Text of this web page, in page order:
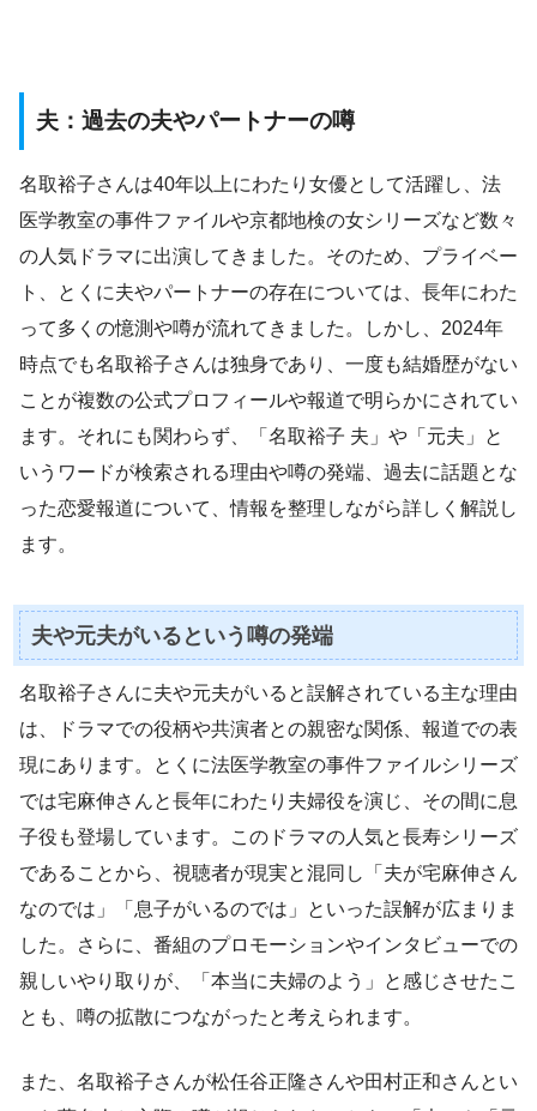
夫：過去の夫やパートナーの噂
名取裕子さんは40年以上にわたり女優として活躍し、法
医学教室の事件ファイルや京都地検の女シリーズなど数々
の人気ドラマに出演してきました。そのため、プライベー
ト、とくに夫やパートナーの存在については、長年にわた
って多くの憶測や噂が流れてきました。しかし、2024年
時点でも名取裕子さんは独身であり、一度も結婚歴がない
ことが複数の公式プロフィールや報道で明らかにされてい
ます。それにも関わらず、「名取裕子 夫」や「元夫」と
いうワードが検索される理由や噂の発端、過去に話題とな
った恋愛報道について、情報を整理しながら詳しく解説し
ます。
夫や元夫がいるという噂の発端
名取裕子さんに夫や元夫がいると誤解されている主な理由
は、ドラマでの役柄や共演者との親密な関係、報道での表
現にあります。とくに法医学教室の事件ファイルシリーズ
では宅麻伸さんと長年にわたり夫婦役を演じ、その間に息
子役も登場しています。このドラマの人気と長寿シリーズ
であることから、視聴者が現実と混同し「夫が宅麻伸さん
なのでは」「息子がいるのでは」といった誤解が広まりま
した。さらに、番組のプロモーションやインタビューでの
親しいやり取りが、「本当に夫婦のよう」と感じさせたこ
とも、噂の拡散につながったと考えられます。
また、名取裕子さんが松任谷正隆さんや田村正和さんとい